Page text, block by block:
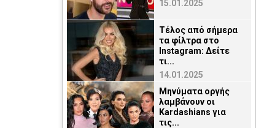
15.01.2025
Τέλος από σήμερα
τα φίλτρα στο
Instagram: Δείτε
τι...
14.01.2025
Μηνύματα οργής
λαμβάνουν οι
Kardashians για
τις...